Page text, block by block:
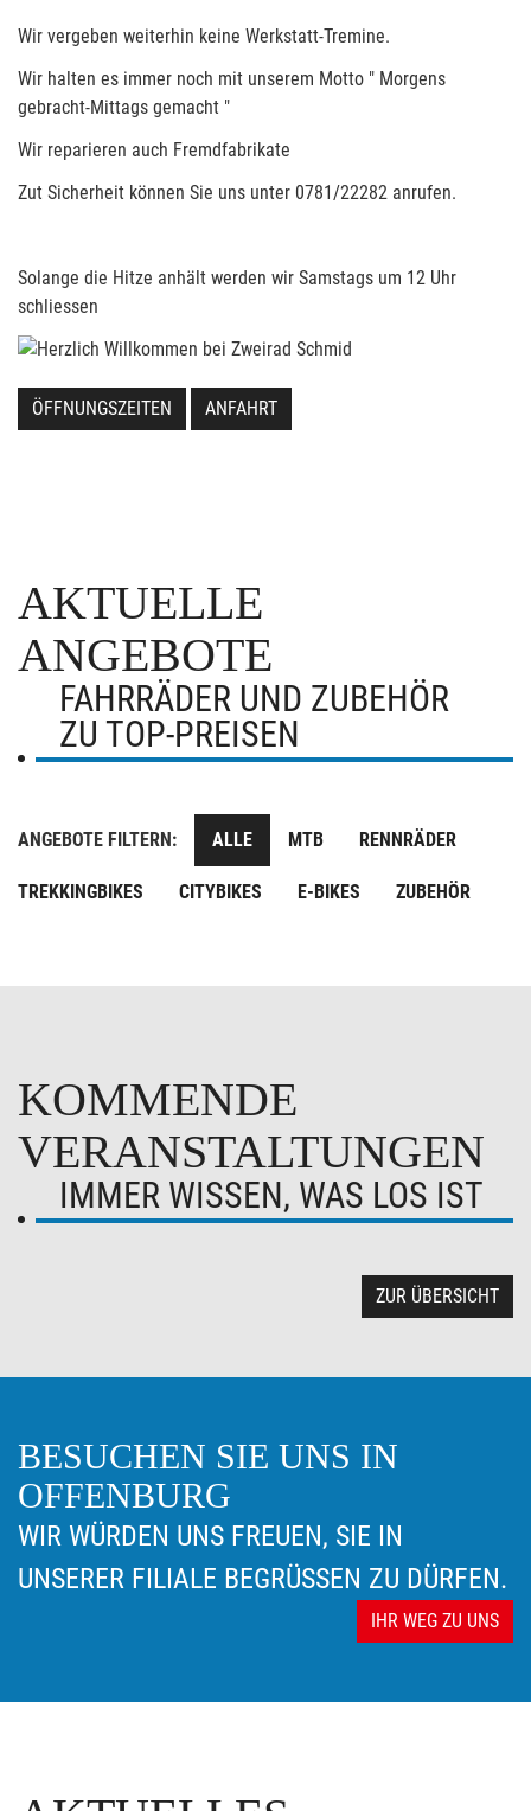
Wir vergeben weiterhin keine Werkstatt-Tremine.
Wir halten es immer noch mit unserem Motto " Morgens
gebracht-Mittags gemacht "
Wir reparieren auch Fremdfabrikate
Zut Sicherheit können Sie uns unter 0781/22282 anrufen.
Solange die Hitze anhält werden wir Samstags um 12 Uhr
schliessen
ÖFFNUNGSZEITEN ANFAHRT
AKTUELLE
ANGEBOTE
FAHRRÄDER UND ZUBEHÖR
ZU TOP-PREISEN
ANGEBOTE FILTERN: ALLE MTB RENNRÄDER
TREKKINGBIKES CITYBIKES E-BIKES ZUBEHÖR
KOMMENDE
VERANSTALTUNGEN
IMMER WISSEN, WAS LOS IST
ZUR ÜBERSICHT
BESUCHEN SIE UNS IN
OFFENBURG
WIR WÜRDEN UNS FREUEN, SIE IN
UNSERER FILIALE BEGRÜSSEN ZU DÜRFEN.
IHR WEG ZU UNS